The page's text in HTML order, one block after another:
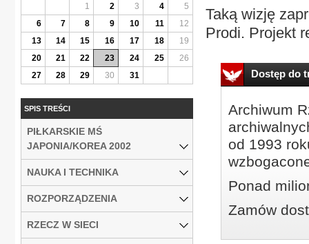
Taką wizję
Prodi. Projekt
Dostęp do
Archiwum
od 1993
Ponad
Zamów
1
2 3 4
5
6
7 8 9 10 11
12
13
14 15 16 17 18
19
20
21 22 23 24 25
26
27
28 29 30 31
SPIS TREŚCI
PIŁKARSKIE MŚ
JAPONIA/KOREA 2002
NAUKA I TECHNIKA
ROZPORZĄDZENIA
RZECZ W SIECI